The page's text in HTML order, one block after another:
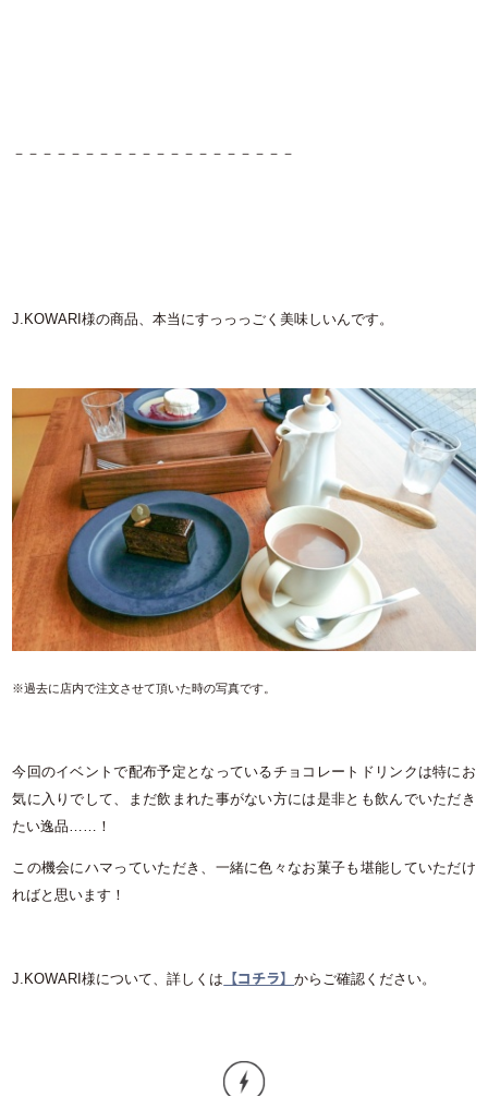
－－－－－－－－－－－－－－－－－－－－
J.KOWARI様の商品、本当にすっっっごく美味しいんです。
※過去に店内で注文させて頂いた時の写真です。
今回のイベントで配布予定となっているチョコレートドリンクは特にお
気に入りでして、まだ飲まれた事がない方には是非とも飲んでいただき
たい逸品……！
この機会にハマっていただき、一緒に色々なお菓子も堪能していただけ
ればと思います！
J.KOWARI様について、詳しくは 【コチラ】からご確認ください。